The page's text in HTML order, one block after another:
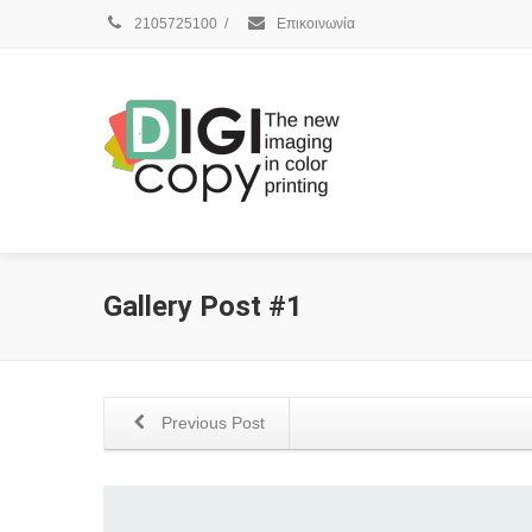
2105725100 / Επικοινωνία
Gallery Post #1
Previous Post